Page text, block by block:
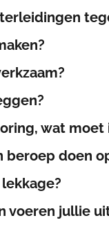
wat moet
beroep doen
voeren jullie